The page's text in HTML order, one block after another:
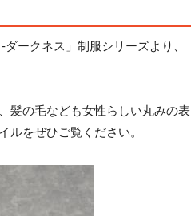
ークネス」制服シリーズより、
髪の毛なども女性らしい丸みの表
ルをぜひご覧ください。